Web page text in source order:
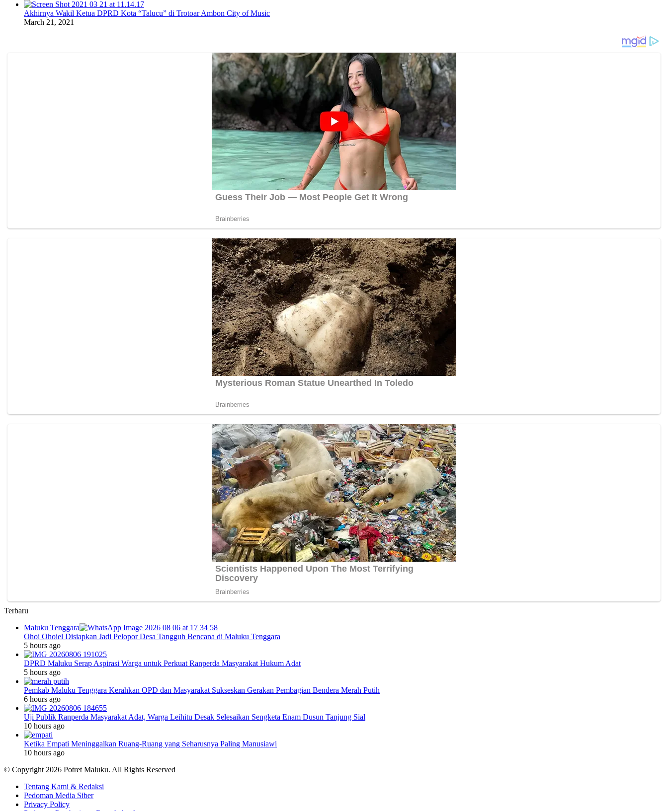
Akhirnya Wakil Ketua DPRD Kota “Talucu” di Trotoar Ambon City of Music
March 21, 2021
Terbaru
Maluku Tenggara
Ohoi Ohoiel Disiapkan Jadi Pelopor Desa Tangguh Bencana di Maluku Tenggara
5 hours ago
DPRD Maluku Serap Aspirasi Warga untuk Perkuat Ranperda Masyarakat Hukum Adat
5 hours ago
Pemkab Maluku Tenggara Kerahkan OPD dan Masyarakat Sukseskan Gerakan Pembagian Bendera Merah Putih
6 hours ago
Uji Publik Ranperda Masyarakat Adat, Warga Leihitu Desak Selesaikan Sengketa Enam Dusun Tanjung Sial
10 hours ago
Ketika Empati Meninggalkan Ruang-Ruang yang Seharusnya Paling Manusiawi
10 hours ago
© Copyright 2026 Potret Maluku. All Rights Reserved
Tentang Kami & Redaksi
Pedoman Media Siber
Privacy Policy